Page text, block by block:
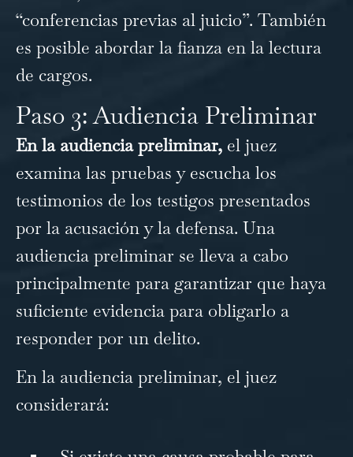
“conferencias previas al juicio”. También
es posible abordar la fianza en la lectura
de cargos.
Paso 3: Audiencia Preliminar
En la audiencia preliminar, el juez
examina las pruebas y escucha los
testimonios de los testigos presentados
por la acusación y la defensa. Una
audiencia preliminar se lleva a cabo
principalmente para garantizar que haya
suficiente evidencia para obligarlo a
responder por un delito.
En la audiencia preliminar, el juez
considerará: